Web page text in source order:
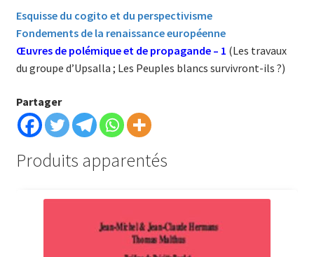
Esquisse du cogito et du perspectivisme
Fondements de la renaissance européenne
Œuvres de polémique et de propagande – 1 (Les travaux
du groupe d’Upsalla ; Les Peuples blancs survivront-ils ?)
Partager
Produits apparentés